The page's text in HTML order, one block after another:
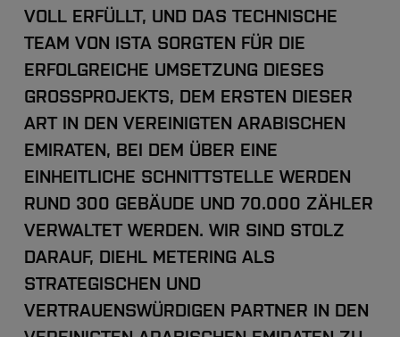
VOLL ERFÜLLT, UND DAS TECHNISCHE
TEAM VON ISTA SORGTEN FÜR DIE
ERFOLGREICHE UMSETZUNG DIESES
GROSSPROJEKTS, DEM ERSTEN DIESER
ART IN DEN VEREINIGTEN ARABISCHEN
EMIRATEN, BEI DEM ÜBER EINE
EINHEITLICHE SCHNITTSTELLE WERDEN
RUND 300 GEBÄUDE UND 70.000 ZÄHLER
VERWALTET WERDEN. WIR SIND STOLZ
DARAUF, DIEHL METERING ALS
STRATEGISCHEN UND
VERTRAUENSWÜRDIGEN PARTNER IN DEN